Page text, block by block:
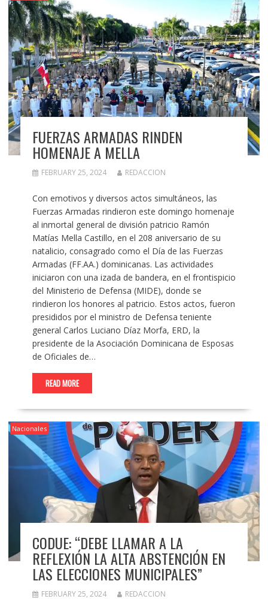
FUERZAS ARMADAS RINDEN
HOMENAJE A MELLA
FEBRUARY 25, 2024 REDACCION
Con emotivos y diversos actos simultáneos, las
Fuerzas Armadas rindieron este domingo homenaje
al inmortal general de división patricio Ramón
Matías Mella Castillo, en el 208 aniversario de su
natalicio, consagrado como el Día de las Fuerzas
Armadas (FF.AA.) dominicanas. Las actividades
iniciaron con una izada de bandera, en el frontispicio
del Ministerio de Defensa (MIDE), donde se
rindieron los honores al patricio. Estos actos, fueron
presididos por el ministro de Defensa teniente
general Carlos Luciano Díaz Morfa, ERD, la
presidente de la Asociación Dominicana de Esposas
de Oficiales de…
READ MORE
Nacionales
CODUE: “DEBE LLAMAR A LA
REFLEXIÓN LA ALTA ABSTENCIÓN EN
LAS ELECCIONES MUNICIPALES”
FEBRUARY 25, 2024 REDACCION